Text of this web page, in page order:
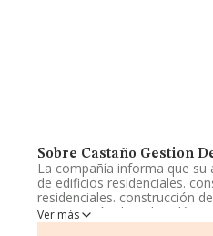
Sobre Castaño Gestion
La compañía informa que su
de edificios residenciales.
residenciales. construcción
construcción de redes
construcción de otros
Ver más